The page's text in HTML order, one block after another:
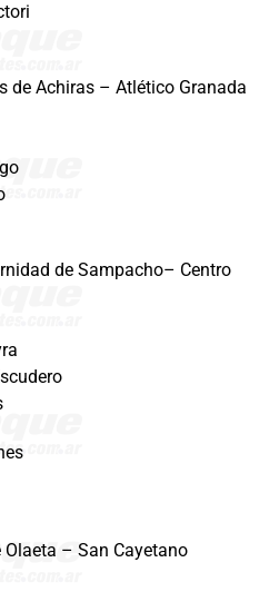
de Achiras – Atlético Granada
de Sampacho– Centro
Olaeta – San Cayetano